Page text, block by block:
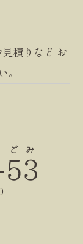
他のサー
のサービス
り、ソーシ
ービスとの
部サービス
積りなど お